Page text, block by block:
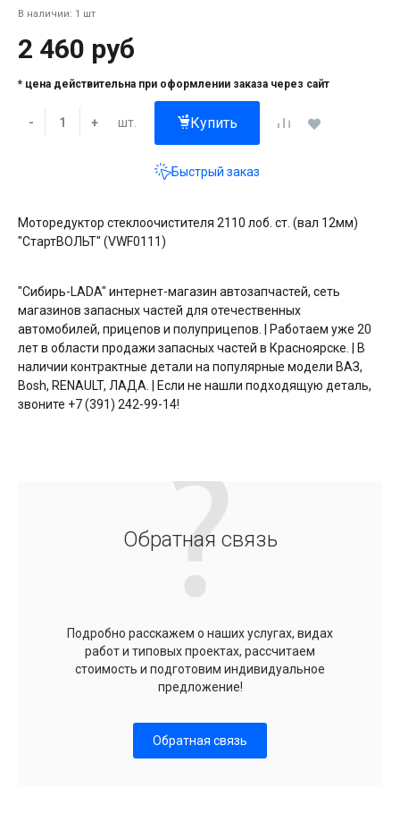
В наличии: 1 шт
2 460 руб
* цена действительна при оформлении заказа через сайт
- + шт. Купить
Быстрый заказ
Моторедуктор стеклоочистителя 2110 лоб. ст. (вал 12мм)
"СтартВОЛЬТ" (VWF0111)
"Сибирь-LADA" интернет-магазин автозапчастей, сеть
магазинов запасных частей для отечественных
автомобилей, прицепов и полуприцепов. | Работаем уже 20
лет в области продажи запасных частей в Красноярске. | В
наличии контрактные детали на популярные модели ВАЗ,
Bosh, RENAULT, ЛАДА. | Если не нашли подходящую деталь,
звоните +7 (391) 242-99-14!
Обратная связь
Подробно расскажем о наших услугах, видах
работ и типовых проектах, рассчитаем
стоимость и подготовим индивидуальное
предложение!
Обратная связь